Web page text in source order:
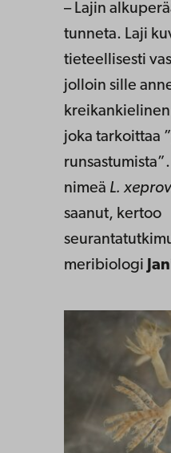
– Lajin
tunneta. Laji
tieteellisesti
jolloin sille
joka tarkoittaa
nimeä L.
saanut, kertoo
meribiologi